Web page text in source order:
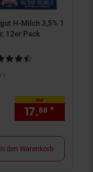
€ Sternchen
H-Milch 3,5% 1
12er Pack
4,57 von 5
/ l
nur
17.88 *
In den Warenkorb